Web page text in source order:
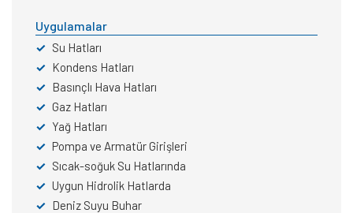
Uygulamalar
✓ Su Hatları
✓ Kondens Hatları
✓ Basınçlı Hava Hatları
✓ Gaz Hatları
✓ Yağ Hatları
✓ Pompa ve Armatür Girişleri
✓ Sıcak-soğuk Su Hatlarında
✓ Uygun Hidrolik Hatlarda
✓ Deniz Suyu Buhar